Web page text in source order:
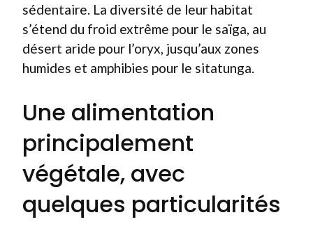
sédentaire. La diversité de leur habitat
s’étend du froid extrême pour le saïga, au
désert aride pour l’oryx, jusqu’aux zones
humides et amphibies pour le sitatunga.
Une alimentation
principalement
végétale, avec
quelques particularités